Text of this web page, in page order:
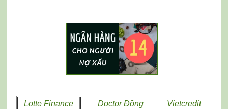
Lotte Finance Doctor Đồng
Vietcredit